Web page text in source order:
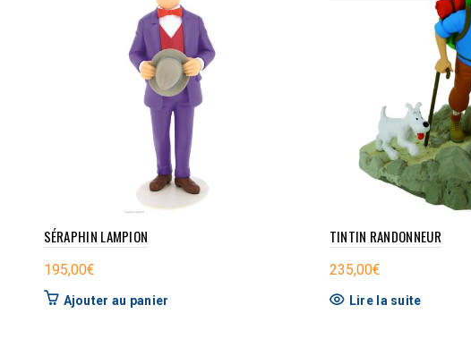
SÉRAPHIN LAMPION
195,00€
Ajouter au panier
TINTIN RANDONNEUR
235,00€
Lire la suite